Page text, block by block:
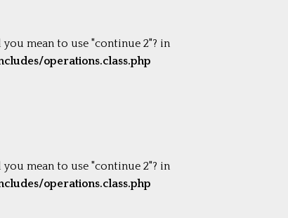
mean to use "continue 2"? in
operations.class.php
mean to use "continue 2"? in
operations.class.php